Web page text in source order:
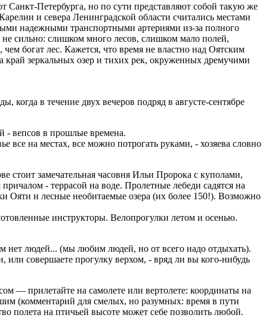
Санкт-Петербурга, но по сути представляют собой такую же
и севера Ленинградской области считались местами
надежными транспортными артериями из-за полного
не сильно: слишком много лесов, слишком мало полей,
богат лес. Кажется, что время не властно над Оятским
зеркальных озер и тихих рек, окруженных дремучими
в течение двух вечеров подряд в августе-сентябре
- вепсов в прошлые времена.
все на местах, все можно потрогать руками, - хозяева словно
стоит замечательная часовня Ильи Пророка с куполами,
- террасой на воде. Пролетные лебеди садятся на
Ояти и лесные необитаемые озера (их более 150!). Возможно
инструкторы. Велопрогулки летом и осенью.
нет людей... (мы любим людей, но от всего надо отдыхать).
или совершаете прогулку верхом, - вряд ли вы кого-нибудь
— прилетайте на самолете или вертолете: координаты на
(комментарий для смелых, но разумных: время в пути
полета на птичьей высоте может себе позволить любой.